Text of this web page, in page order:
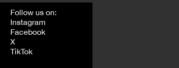
Follow us on:
Instagram
Facebook
X
TikTok